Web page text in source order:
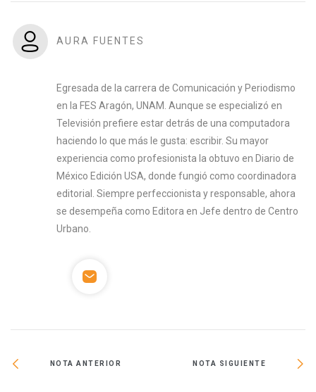
AURA FUENTES
Egresada de la carrera de Comunicación y Periodismo
en la FES Aragón, UNAM. Aunque se especializó en
Televisión prefiere estar detrás de una computadora
haciendo lo que más le gusta: escribir. Su mayor
experiencia como profesionista la obtuvo en Diario de
México Edición USA, donde fungió como coordinadora
editorial. Siempre perfeccionista y responsable, ahora
se desempeña como Editora en Jefe dentro de Centro
Urbano.
NOTA ANTERIOR NOTA SIGUIENTE